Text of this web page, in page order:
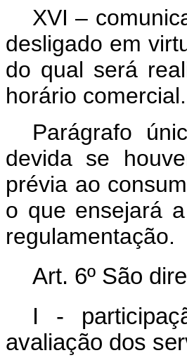
XVI –
desligado em
do qual será
horário
Parágrafo
devida se
prévia ao
o que ensejará
Art. 6º São
I -
avaliação dos